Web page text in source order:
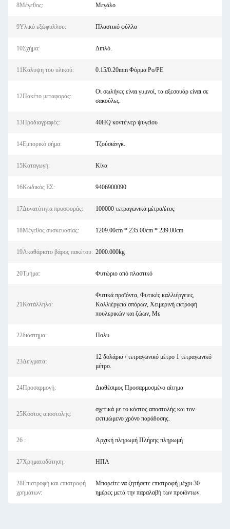
8Μέγεθος: Μεγάλο
9Υλικό εξώφυλλου: Πλαστικό φύλλο
10Σχήμα: Διπλό.
11Κάλυψη του υλικού: 0.15/0.20mm Φόρμα Po/PE
12Πακέτο μεταφοράς:
Οι σωλήνες είναι γυμνοί, τα αξεσουάρ είναι σε
σακούλες.
13Προδιαγραφές: 40HQ κοντέινερ ψυγείου
14Εμπορικό σήμα: Τζούσιάνγκ.
15Καταγωγή: Κίνα
16Κωδικός ΕΣ: 9406900090
17Δυνατότητα προσφοράς: 100000 τετραγωνικά μέτρα/έτος
18Μέγεθος συσκευασίας: 1209.00cm * 235.00cm * 239.00cm
19Ακαθάριστο βάρος πακέτου: 2000.000kg
20Τμήμα: Φυτώριο από πλαστικό
21Κατάλληλο:
Φυτικά προϊόντα, Φυτικές καλλιέργειες,
Καλλιέργεια σπόρων, Χειμερινή εκτροφή
πουλερικών και ζώων, Με
22διάστημα: Πολυ
23Δείγματα:
12 δολάρια / τετραγωνικό μέτρο 1 τετραγωνικό
μέτρο.
24Προσαρμογή: Διαθέσιμος Προσαρμοσμένο αίτημα
25Κόστος αποστολής:
σχετικά με το κόστος αποστολής και τον
εκτιμώμενο χρόνο παράδοσης.
26 : Αρχική πληρωμή Πλήρης πληρωμή
27Χρηματοδότηση: ΗΠΑ
28Επιστροφή και επιστροφή
χρημάτων:
Μπορείτε να ζητήσετε επιστροφή μέχρι 30
ημέρες μετά την παραλαβή των προϊόντων.